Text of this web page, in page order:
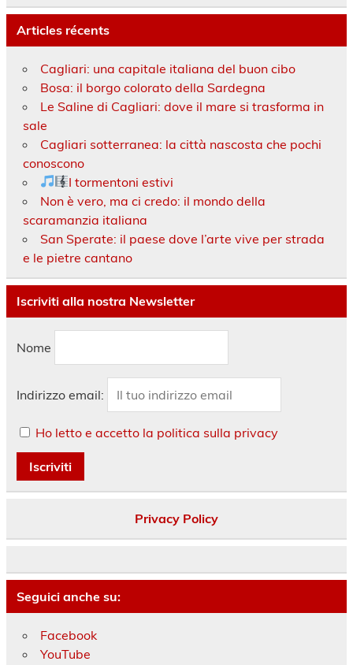
Articles récents
Cagliari: una capitale italiana del buon cibo
Bosa: il borgo colorato della Sardegna
Le Saline di Cagliari: dove il mare si trasforma in
sale
Cagliari sotterranea: la città nascosta che pochi
conoscono
I tormentoni estivi
Non è vero, ma ci credo: il mondo della
scaramanzia italiana
San Sperate: il paese dove l’arte vive per strada
e le pietre cantano
Iscriviti alla nostra Newsletter
Nome
Indirizzo email:
Ho letto e accetto la politica sulla privacy
Privacy Policy
Seguici anche su:
Facebook
YouTube